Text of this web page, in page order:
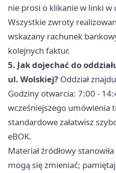
nie prosi o klikanie w linki w
Wszystkie zwroty
wskazany rachunek
kolejnych faktur.
5. Jak dojechać do
ul. Wolskiej? Oddział
Godziny otwarcia: 7:00 -
wcześniejszego
standardowe załatwisz
eBOK.
Materiał źródłowy
mogą się zmieniać;